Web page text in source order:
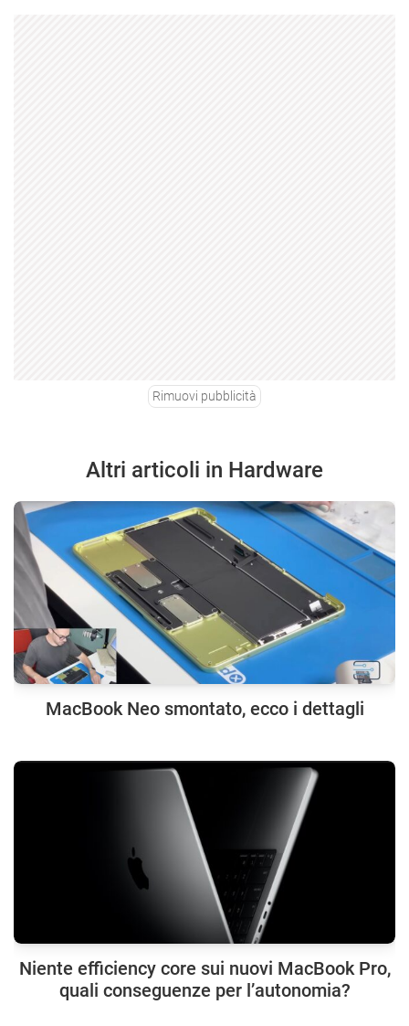
Rimuovi pubblicità
Altri articoli in Hardware
MacBook Neo smontato, ecco i dettagli
Niente efficiency core sui nuovi MacBook Pro,
quali conseguenze per l’autonomia?